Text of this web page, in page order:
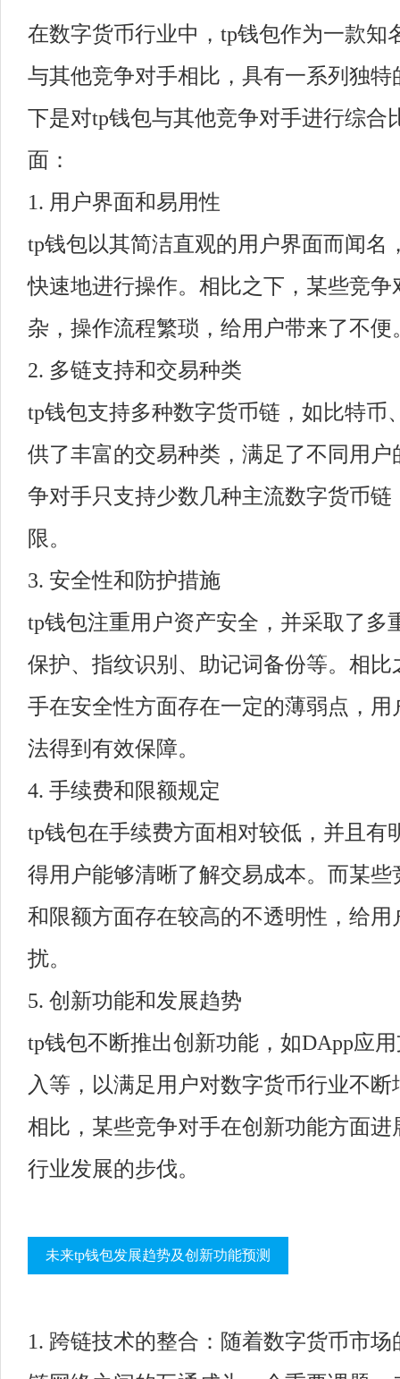
在数字货币行业中，tp钱包作为一款知
与其他竞争对手相比，具有一系列独特
下是对tp钱包与其他竞争对手进行综合
面：
1. 用户界面和易用性
tp钱包以其简洁直观的用户界面而闻名
快速地进行操作。相比之下，某些竞争
杂，操作流程繁琐，给用户带来了不便
2. 多链支持和交易种类
tp钱包支持多种数字货币链，如比特币
供了丰富的交易种类，满足了不同用户
争对手只支持少数几种主流数字货币链
限。
3. 安全性和防护措施
tp钱包注重用户资产安全，并采取了多
保护、指纹识别、助记词备份等。相比
手在安全性方面存在一定的薄弱点，用
法得到有效保障。
4. 手续费和限额规定
tp钱包在手续费方面相对较低，并且有
得用户能够清晰了解交易成本。而某些
和限额方面存在较高的不透明性，给用
扰。
5. 创新功能和发展趋势
tp钱包不断推出创新功能，如DApp应
入等，以满足用户对数字货币行业不
相比，某些竞争对手在创新功能方面进
行业发展的步伐。
未来tp钱包发展趋势及创新功能预测
1. 跨链技术的整合：随着数字货币市